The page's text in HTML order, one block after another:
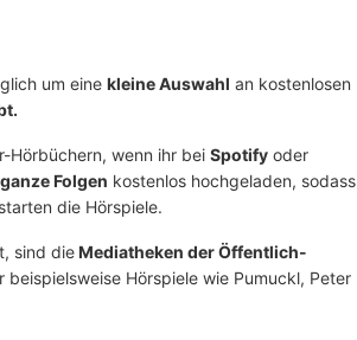
um eine kleine Auswahl an kostenlosen
Hörbüchern, wenn ihr bei Spotify oder
ganze Folgen kostenlos hochgeladen, sodass
die Hörspiele.
sind dieMediatheken der Öffentlich-
Hörspiele wie Pumuckl, Peter